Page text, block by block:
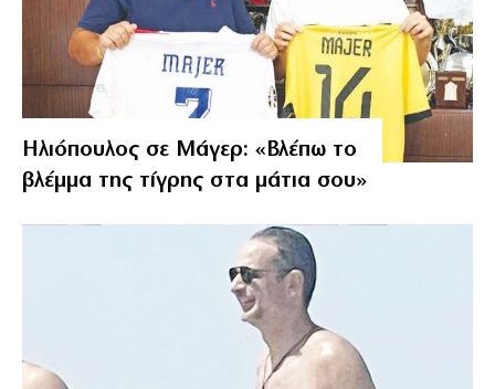
Ηλιόπουλος σε Μάγερ: «Βλέπω το
βλέμμα της τίγρης στα μάτια σου»